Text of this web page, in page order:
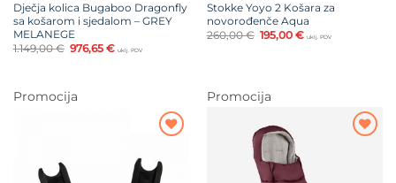
Dječja kolica Bugaboo Dragonfly
sa košarom i sjedalom – GREY
MELANEGE
1.149,00€ Izvorna
cijena
1.149,00 €.
976,65€Trenutna
uklj. PDV
Stokke Yoyo 2 Košara za
novorođenče Aqua
260,00€ Izvorna
cijena
195,00€Trenutna
uklj. PDV
Promocija
na listu
želja
Promocija